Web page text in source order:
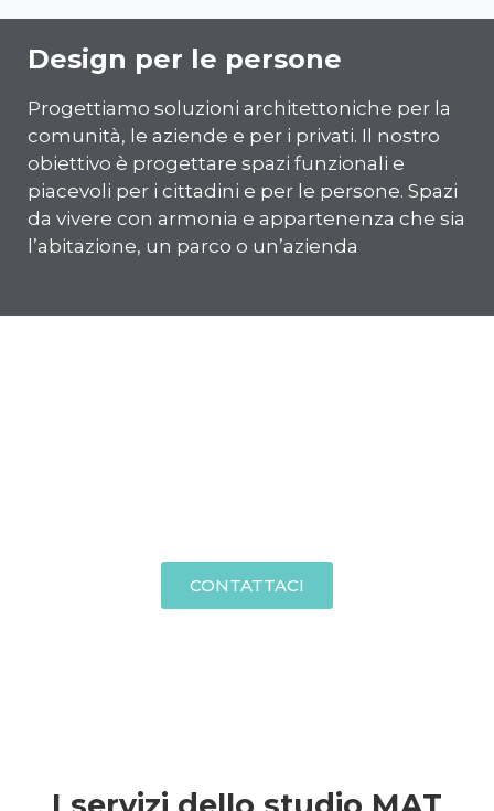
Design per le persone
Progettiamo soluzioni architettoniche per la
comunità, le aziende e per i privati. Il nostro
obiettivo è progettare spazi funzionali e
piacevoli per i cittadini e per le persone. Spazi
da vivere con armonia e appartenenza che sia
l’abitazione, un parco o un’azienda
CONTATTACI